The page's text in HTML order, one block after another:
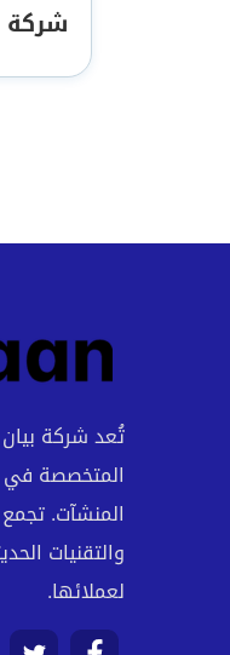
شركة
تُعد شركة
المتخصصة في
المنشآت. تجمع
والتقنيات
لعملائها.